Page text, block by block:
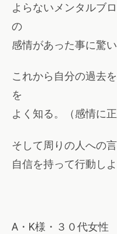
よらないメンタルブ
の
感情があった事に驚い
これから自分の過去
を
よく知る。（感情に正
そして周りの人への
自信を持って行動し
A・K様・３０代女性